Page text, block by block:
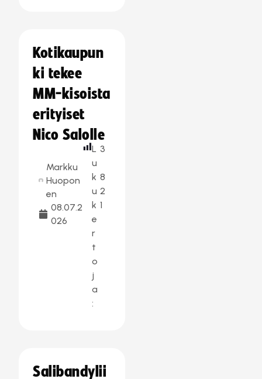
Kotikaupun
ki tekee
MM-kisoista
erityiset
Nico Salolle
Markku
Huopon
en
08.07.2
026
L
u
k
u
k
e
r
t
o
j
a
:
3
8
2
1
Salibandylii